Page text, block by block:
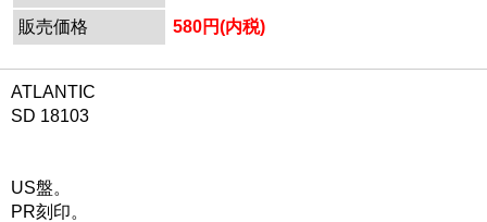
販売価格
580円(内税)
ATLANTIC
SD 18103
US盤。
PR刻印。